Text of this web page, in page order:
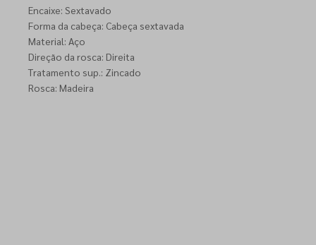
Encaixe: Sextavado
Forma da cabeça: Cabeça sextavada
Material: Aço
Direção da rosca: Direita
Tratamento sup.: Zincado
Rosca: Madeira